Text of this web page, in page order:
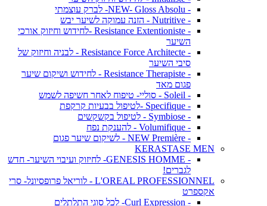
- NEW- Gloss Absolu- לברק עוצמתי
- Nutritive - הזנה עמוקה לשיער יבש
- Resistance Extentioniste -לחידוש וחיזוק אורכי
השיער
- Resistance Force Architecte - לבניה וחיזוק של
סיבי השיער
- Resistance Therapiste - לחידוש ושיקום שיער
פגום מאד
- Soleil - סוליי- טיפוח לאחר חשיפה לשמש
- Specifique -לטיפול בבעיות קרקפת
- Symbiose - לטיפול בקשקשים
- Volumifique - להענקת נפח
- NEW Première - לשיקום שיער פגום
KERASTASE MEN
- GENESIS HOMME- לחיזוק ועיבוי השיער- חדש
לגברים!
L'OREAL PROFESSIONNEL - לוריאל פרופסיונל- סרי
אקספרט
- Curl Expression- לכל סוגי התלתלים